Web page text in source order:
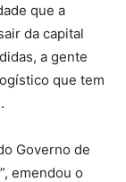
que a
da capital
a gente
que tem
Governo de
emendou o